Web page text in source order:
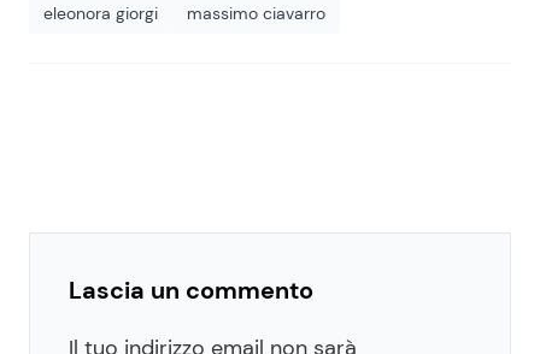
eleonora giorgi massimo ciavarro
Lascia un commento
Il tuo indirizzo email non sarà